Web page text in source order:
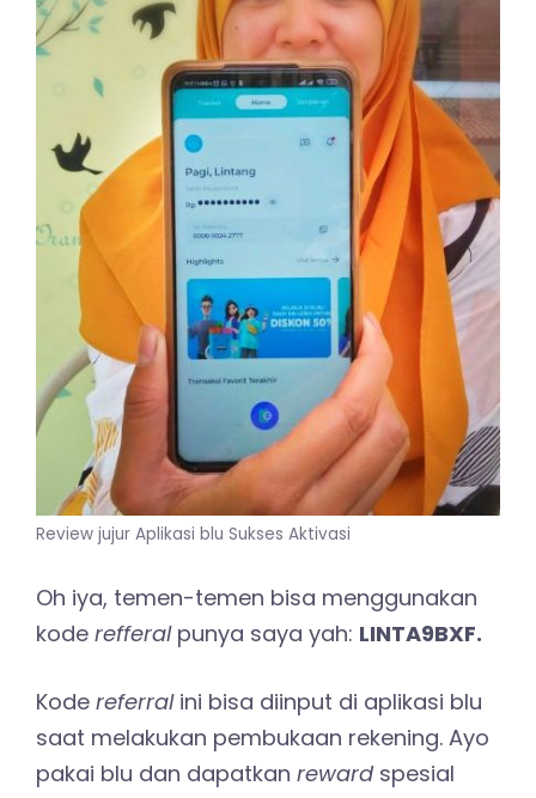
Review jujur Aplikasi blu Sukses Aktivasi
Oh iya, temen-temen bisa menggunakan
kode refferalpunya saya yah: LINTA9BXF.
Kode referralini bisa diinput di aplikasi blu
saat melakukan pembukaan rekening. Ayo
pakai blu dan dapatkan reward spesial